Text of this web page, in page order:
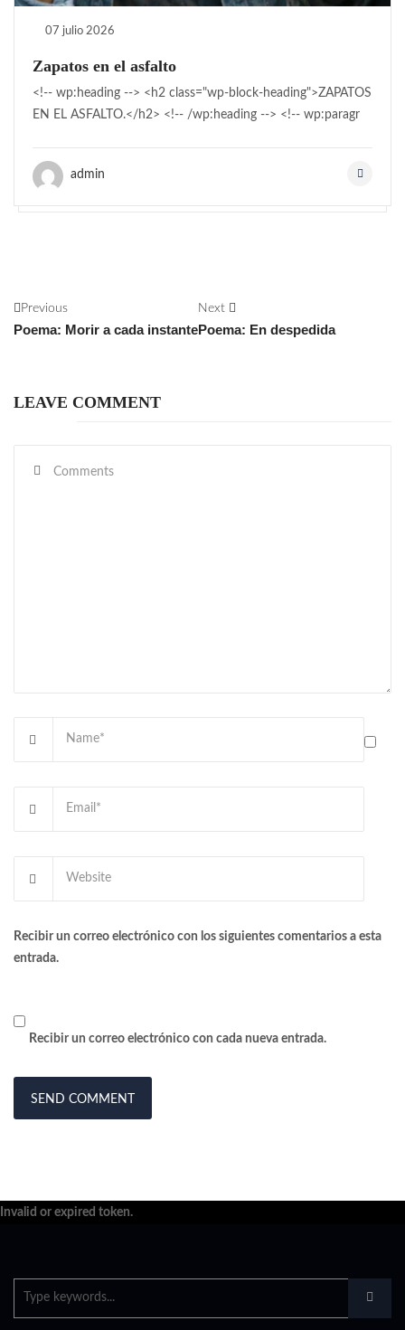
07 julio 2026
Zapatos en el asfalto
<!-- wp:heading --> <h2 class="wp-block-heading">ZAPATOS
EN EL ASFALTO.</h2> <!-- /wp:heading --> <!-- wp:paragr
admin
Previous
Poema: Morir a cada instante
Next
Poema: En despedida
LEAVE COMMENT
Recibir un correo electrónico con los siguientes comentarios a esta
entrada.
Recibir un correo electrónico con cada nueva entrada.
Invalid or expired token.